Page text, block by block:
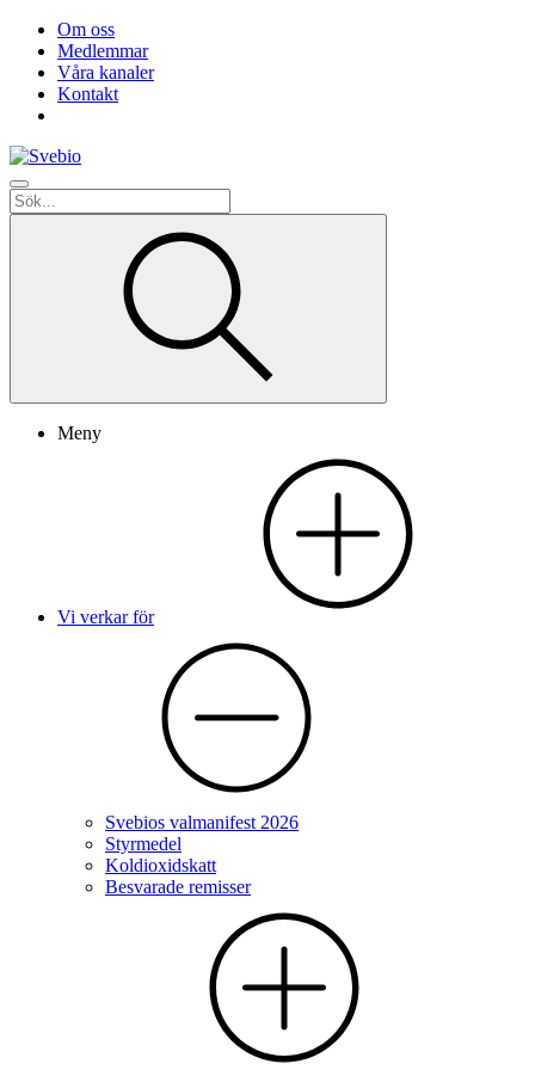
Om oss
Medlemmar
Våra kanaler
Kontakt
Meny
Vi verkar för
Svebios valmanifest 2026
Styrmedel
Koldioxidskatt
Besvarade remisser